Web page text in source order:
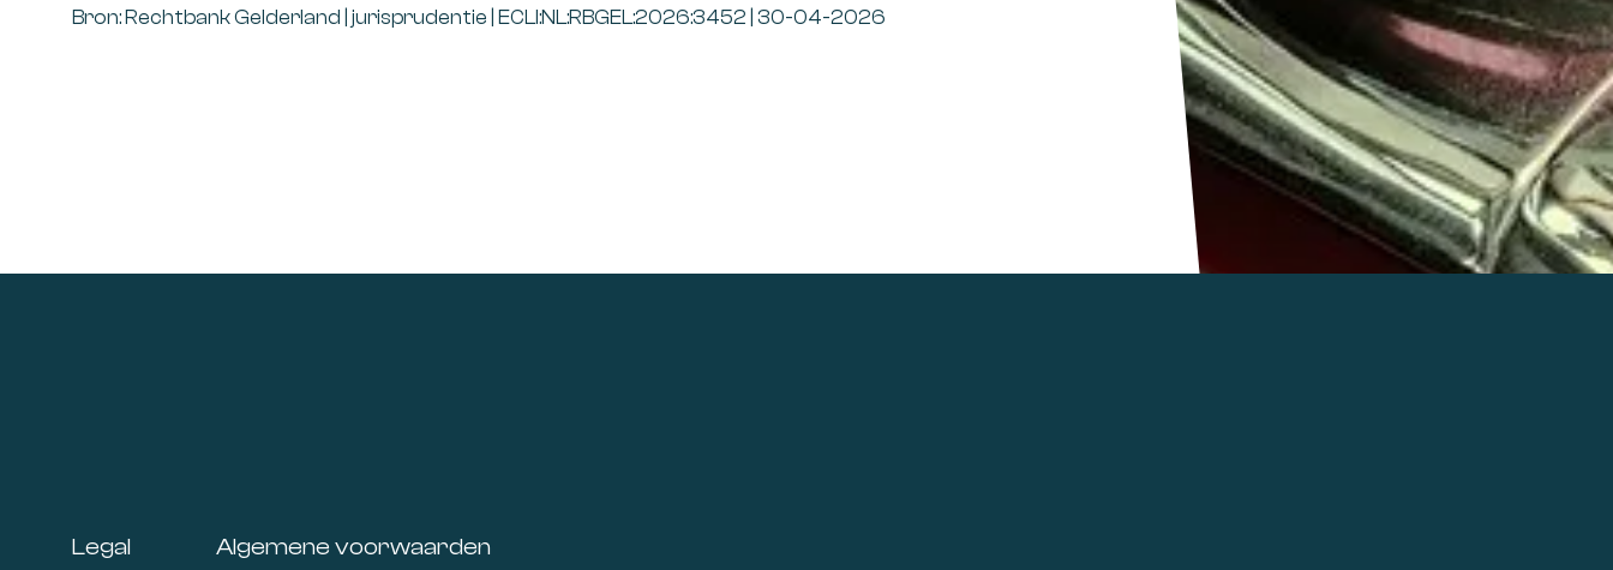
Bron: Rechtbank Gelderland | jurisprudentie | ECLI:NL:RBGEL:2026:3452 | 30-04-2026
Legal
Algemene voorwaarden